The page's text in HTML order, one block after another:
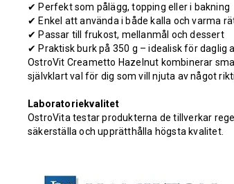
✔ Perfekt som pålägg, topping eller i bakning
✔ Enkel att använda i både kalla och varma
✔ Passar till frukost, mellanmål och dessert
✔ Praktisk burk på 350 g – idealisk för daglig
OstroVit Creametto Hazelnut kombinerar
självklart val för dig som vill njuta av något
Laboratoriekvalitet
OstroVita testar produkterna de tillverkar
säkerställa och upprätthålla högsta kvalitet.